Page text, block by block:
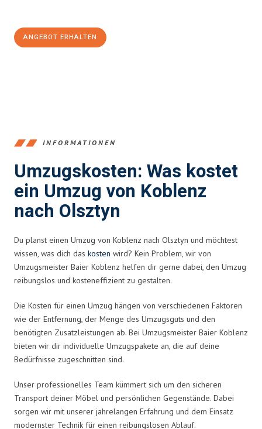
ANGEBOT ERHALTEN
INFORMATIONEN
Umzugskosten: Was kostet
ein Umzug von Koblenz
nach Olsztyn
Du planst einen Umzug von Koblenz nach Olsztyn und möchtest
wissen, was dich das kosten wird? Kein Problem, wir von
Umzugsmeister Baier Koblenz helfen dir gerne dabei, den Umzug
reibungslos und kosteneffizient zu gestalten.
Die Kosten für einen Umzug hängen von verschiedenen Faktoren
wie der Entfernung, der Menge des Umzugsguts und den
benötigten Zusatzleistungen ab. Bei Umzugsmeister Baier Koblenz
bieten wir dir individuelle Umzugspakete an, die auf deine
Bedürfnisse zugeschnitten sind.
Unser professionelles Team kümmert sich um den sicheren
Transport deiner Möbel und persönlichen Gegenstände. Dabei
sorgen wir mit unserer jahrelangen Erfahrung und dem Einsatz
modernster Technik für einen reibungslosen Ablauf.